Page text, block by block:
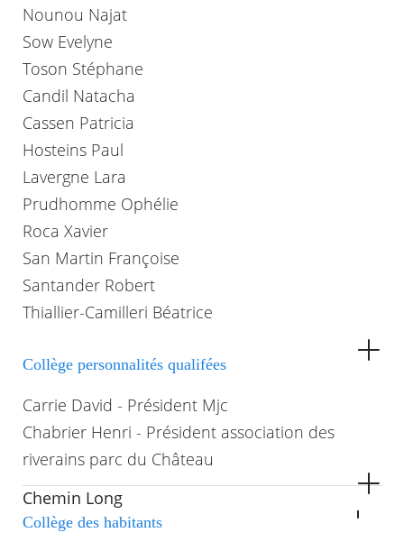
Nounou Najat
Sow Evelyne
Toson Stéphane
Candil Natacha
Cassen Patricia
Hosteins Paul
Lavergne Lara
Prudhomme Ophélie
Roca Xavier
San Martin Françoise
Santander Robert
Thiallier-Camilleri Béatrice
Collège personnalités qualifées
Carrie David - Président Mjc
Chabrier Henri - Président association des
riverains parc du Château
Chemin Long
Collège des habitants